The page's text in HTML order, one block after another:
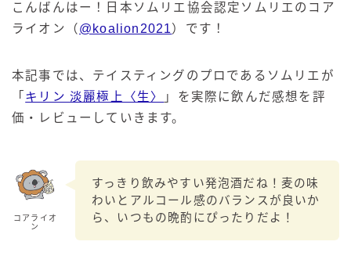
こんばんはー！日本ソムリエ協会認定ソムリエのコア
ライオン（ @koalion2021）です！
本記事では、テイスティングのプロであるソムリエが
「 キリン 淡麗極上〈生〉
」を実際に飲んだ感想を評
価・レビューしていきます。
コアライオ
ン
すっきり飲みやすい発泡酒だね！麦の味
わいとアルコール感のバランスが良いか
ら、いつもの晩酌にぴったりだよ！